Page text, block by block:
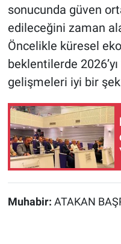
sonucunda güven
edileceğini zaman
Öncelikle küresel
beklentilerde
gelişmeleri iyi bir
Muhabir: ATAKAN